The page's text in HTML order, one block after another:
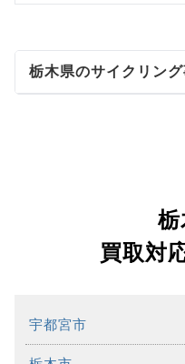
栃木県のサイクリン
栃
買取対
宇都宮市